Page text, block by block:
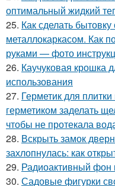
оптимальный жидкий
25. Как сделать
металлокаркасом. Как
руками — фото
26. Каучуковая крошка
использования
27. Герметик для
герметиком заделать
чтобы не протекала
28. Вскрыть замок
захлопнулась: как
29. Радиоактивный
30. Садовые фигурки